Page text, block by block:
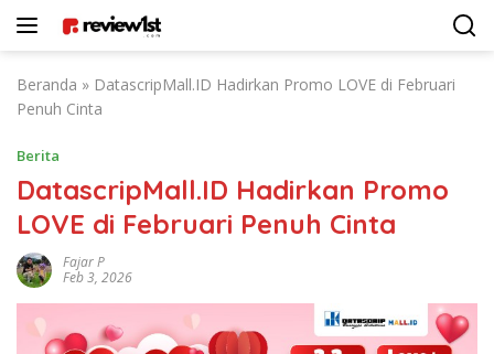
Beranda » DatascripMall.ID Hadirkan Promo LOVE di Februari
Penuh Cinta
Berita
DatascripMall.ID Hadirkan Promo
LOVE di Februari Penuh Cinta
Fajar P
Feb 3, 2026